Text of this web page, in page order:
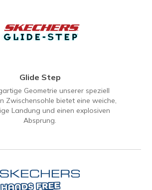
Glide Step
Geometrie unserer speziell
Zwischensohle bietet eine weiche,
Landung und einen explosiven
Absprung.